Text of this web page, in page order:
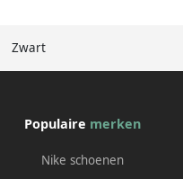
Zwart
Populaire merken
Nike schoenen